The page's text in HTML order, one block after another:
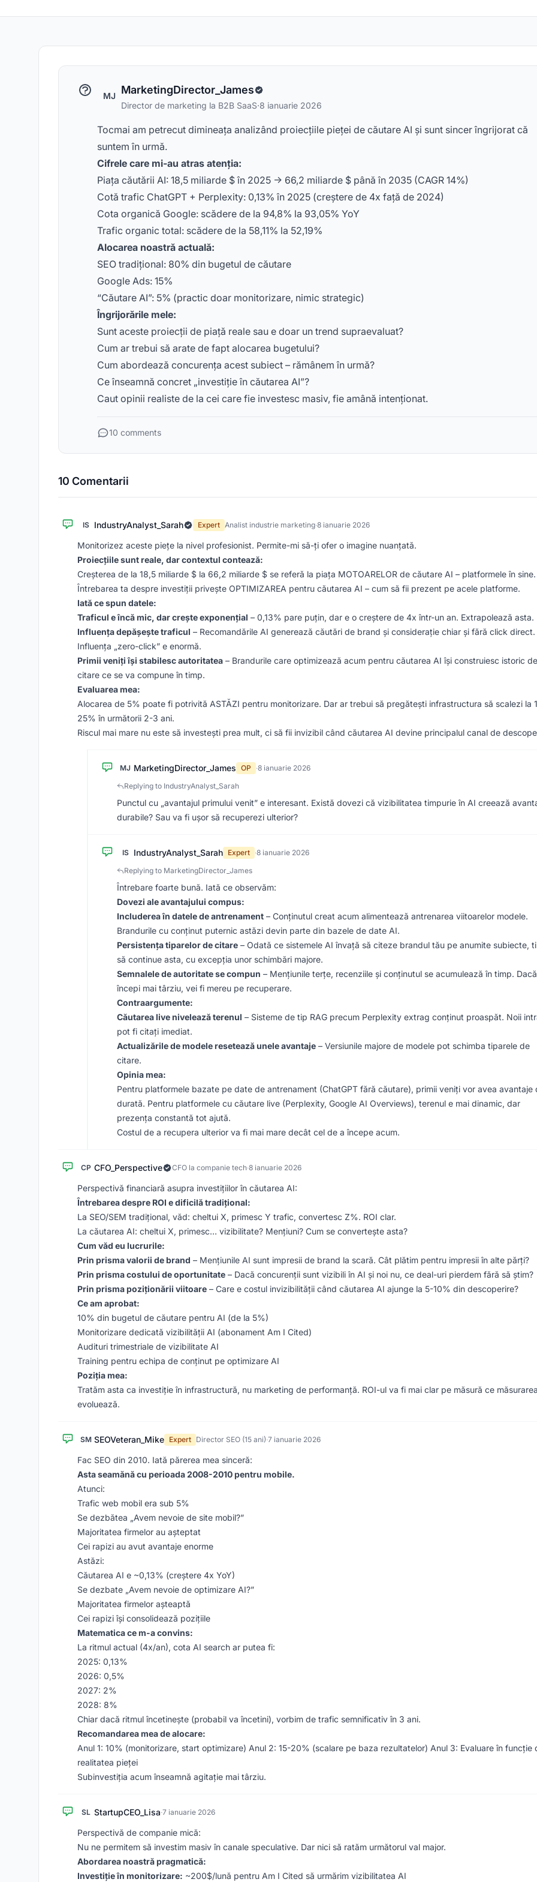
MJ MarketingDirector_James
Director de marketing la B2B SaaS·8 ianuarie 2026
Tocmai am petrecut dimineața analizând proiecțiile pieței de căutare AI și sunt sincer îngrijorat că
suntem în urmă.
Cifrele care mi-au atras atenția:
Piața căutării AI: 18,5 miliarde $ în 2025 -> 66,2 miliarde $ până în 2035 (CAGR 14%)
Cotă trafic ChatGPT + Perplexity: 0,13% în 2025 (creștere de 4x față de 2024)
Cota organică Google: scădere de la 94,8% la 93,05% YoY
Trafic organic total: scădere de la 58,11% la 52,19%
Alocarea noastră actuală:
SEO tradițional: 80% din bugetul de căutare
Google Ads: 15%
“Căutare AI”: 5% (practic doar monitorizare, nimic strategic)
Îngrijorările mele:
Sunt aceste proiecții de piață reale sau e doar un trend supraevaluat?
Cum ar trebui să arate de fapt alocarea bugetului?
Cum abordează concurența acest subiect – rămânem în urmă?
Ce înseamnă concret „investiție în căutarea AI”?
Caut opinii realiste de la cei care fie investesc masiv, fie amână intenționat.
10 comments
10 Comentarii
IS IndustryAnalyst_Sarah Expert Analist industrie marketing·8 ianuarie 2026
Monitorizez aceste piețe la nivel profesionist. Permite-mi să-ți ofer o imagine nuanțată.
Proiecțiile sunt reale, dar contextul contează:
Creșterea de la 18,5 miliarde $ la 66,2 miliarde $ se referă la piața MOTOARELOR de căutare AI – platformele în sine.
Întrebarea ta despre investiții privește OPTIMIZAREA pentru căutarea AI – cum să fii prezent pe acele platforme.
Iată ce spun datele:
Traficul e încă mic, dar crește exponențial – 0,13% pare puțin, dar e o creștere de 4x într-un an. Extrapolează asta.
Influența depășește traficul – Recomandările AI generează căutări de brand și considerație chiar și fără click direct.
Influența „zero-click” e enormă.
Primii veniți își stabilesc autoritatea – Brandurile care optimizează acum pentru căutarea AI își construiesc istoric de
citare ce se va compune în timp.
Evaluarea mea:
Alocarea de 5% poate fi potrivită ASTĂZI pentru monitorizare. Dar ar trebui să pregătești infrastructura să scalezi la
25% în următorii 2-3 ani.
Riscul mai mare nu este să investești prea mult, ci să fii invizibil când căutarea AI devine principalul canal de
MJ MarketingDirector_James OP ·8 ianuarie 2026
Replying to IndustryAnalyst_Sarah
Punctul cu „avantajul primului venit” e interesant. Există dovezi că vizibilitatea timpurie în AI creează
durabile? Sau va fi ușor să recuperezi ulterior?
IS IndustryAnalyst_Sarah Expert ·8 ianuarie 2026
Replying to MarketingDirector_James
Întrebare foarte bună. Iată ce observăm:
Dovezi ale avantajului compus:
Includerea în datele de antrenament – Conținutul creat acum alimentează antrenarea viitoarelor modele.
Brandurile cu conținut puternic astăzi devin parte din bazele de date AI.
Persistența tiparelor de citare – Odată ce sistemele AI învață să citeze brandul tău pe anumite subiecte,
să continue asta, cu excepția unor schimbări majore.
Semnalele de autoritate se compun – Mențiunile terțe, recenziile și conținutul se acumulează în timp. Dacă
începi mai târziu, vei fi mereu pe recuperare.
Contraargumente:
Căutarea live nivelează terenul – Sisteme de tip RAG precum Perplexity extrag conținut proaspăt. Noii
pot fi citați imediat.
Actualizările de modele resetează unele avantaje – Versiunile majore de modele pot schimba tiparele de
citare.
Opinia mea:
Pentru platformele bazate pe date de antrenament (ChatGPT fără căutare), primii veniți vor avea avantaje
durată. Pentru platformele cu căutare live (Perplexity, Google AI Overviews), terenul e mai dinamic, dar
prezența constantă tot ajută.
Costul de a recupera ulterior va fi mai mare decât cel de a începe acum.
CP CFO_Perspective CFO la companie tech·8 ianuarie 2026
Perspectivă financiară asupra investițiilor în căutarea AI:
Întrebarea despre ROI e dificilă tradițional:
La SEO/SEM tradițional, văd: cheltui X, primesc Y trafic, convertesc Z%. ROI clar.
La căutarea AI: cheltui X, primesc… vizibilitate? Mențiuni? Cum se convertește asta?
Cum văd eu lucrurile:
Prin prisma valorii de brand – Mențiunile AI sunt impresii de brand la scară. Cât plătim pentru impresii în alte părți?
Prin prisma costului de oportunitate – Dacă concurenții sunt vizibili în AI și noi nu, ce deal-uri pierdem fără să știm?
Prin prisma poziționării viitoare – Care e costul invizibilității când căutarea AI ajunge la 5-10% din descoperire?
Ce am aprobat:
10% din bugetul de căutare pentru AI (de la 5%)
Monitorizare dedicată vizibilității AI (abonament Am I Cited)
Audituri trimestriale de vizibilitate AI
Training pentru echipa de conținut pe optimizare AI
Poziția mea:
Tratăm asta ca investiție în infrastructură, nu marketing de performanță. ROI-ul va fi mai clar pe măsură ce
evoluează.
SM SEOVeteran_Mike Expert Director SEO (15 ani)·7 ianuarie 2026
Fac SEO din 2010. Iată părerea mea sinceră:
Asta seamănă cu perioada 2008-2010 pentru mobile.
Atunci:
Trafic web mobil era sub 5%
Se dezbătea „Avem nevoie de site mobil?”
Majoritatea firmelor au așteptat
Cei rapizi au avut avantaje enorme
Astăzi:
Căutarea AI e ~0,13% (creștere 4x YoY)
Se dezbate „Avem nevoie de optimizare AI?”
Majoritatea firmelor așteaptă
Cei rapizi își consolidează pozițiile
Matematica ce m-a convins:
La ritmul actual (4x/an), cota AI search ar putea fi:
2025: 0,13%
2026: 0,5%
2027: 2%
2028: 8%
Chiar dacă ritmul încetinește (probabil va încetini), vorbim de trafic semnificativ în 3 ani.
Recomandarea mea de alocare:
Anul 1: 10% (monitorizare, start optimizare) Anul 2: 15-20% (scalare pe baza rezultatelor) Anul 3: Evaluare în funcție
realitatea pieței
Subinvestiția acum înseamnă agitație mai târziu.
SL StartupCEO_Lisa·7 ianuarie 2026
Perspectivă de companie mică:
Nu ne permitem să investim masiv în canale speculative. Dar nici să ratăm următorul val major.
Abordarea noastră pragmatică:
Investiție în monitorizare: ~200$/lună pentru Am I Cited să urmărim vizibilitatea AI